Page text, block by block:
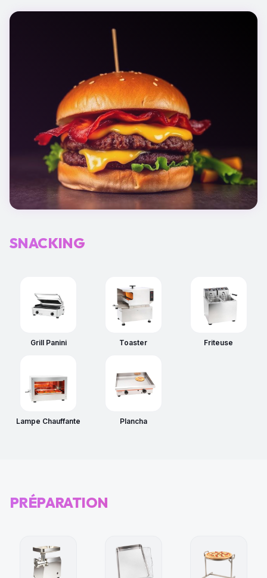
SNACKING
Grill Panini Toaster Friteuse
Lampe Chauffante Plancha
PRÉPARATION